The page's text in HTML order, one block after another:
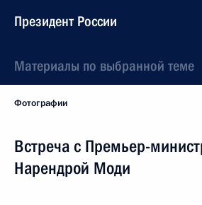
Президент России
Материалы по выбранной теме
Фотографии
Встреча с Премьер-
Нарендрой Моди